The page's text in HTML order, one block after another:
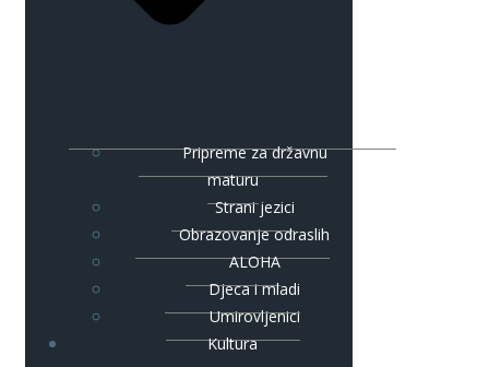
Pripreme za državnu
maturu
Strani jezici
Obrazovanje odraslih
ALOHA
Djeca i mladi
Umirovljenici
Kultura